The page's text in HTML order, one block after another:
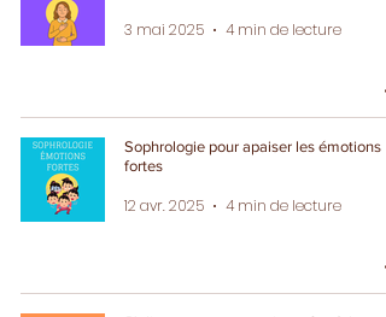
3 mai 2025 4 min de lecture
Sophrologie pour apaiser les émotions
fortes
12 avr. 2025 4 min de lecture